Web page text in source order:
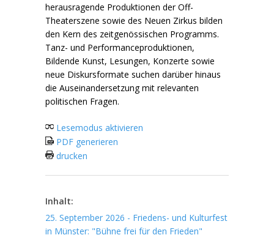
herausragende Produktionen der Off-
Theaterszene sowie des Neuen Zirkus bilden
den Kern des zeitgenössischen Programms.
Tanz- und Performanceproduktionen,
Bildende Kunst, Lesungen, Konzerte sowie
neue Diskursformate suchen darüber hinaus
die Auseinandersetzung mit relevanten
politischen Fragen.
Lesemodus aktivieren
PDF generieren
drucken
Inhalt:
25. September 2026 - Friedens- und Kulturfest
in Münster: "Bühne frei für den Frieden"